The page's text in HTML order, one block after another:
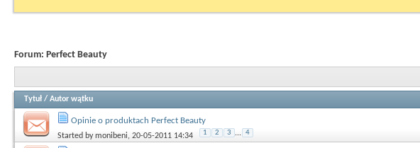
Forum: Perfect Beauty
Tytuł / Autor wątku
Opinie o produktach Perfect Beauty
Started bymonibeni, 20-05-2011 14:34 1 2 3 ... 4